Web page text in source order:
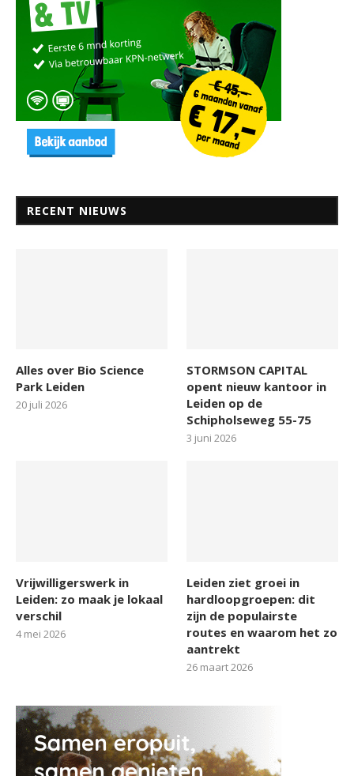
RECENT NIEUWS
Alles over Bio Science
Park Leiden
20 juli 2026
STORMSON CAPITAL
opent nieuw kantoor in
Leiden op de
Schipholseweg 55-75
3 juni 2026
Vrijwilligerswerk in
Leiden: zo maak je lokaal
verschil
4 mei 2026
Leiden ziet groei in
hardloopgroepen: dit
zijn de populairste
routes en waarom het zo
aantrekt
26 maart 2026